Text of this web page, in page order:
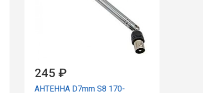
245 ₽
АНТЕННА D7mm S8 170-